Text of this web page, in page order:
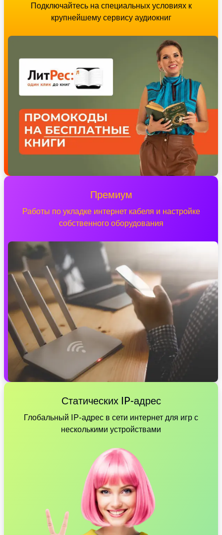
Подключайтесь на специальных условиях к
крупнейшему сервису аудиокниг
Премиум
Работы по укладке интернет кабеля и настройке
собственного оборудования
Статических IP-адрес
Глобальный IP-адрес в сети интернет для игр с
несколькими устройствами